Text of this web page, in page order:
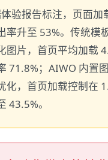
验报告标注，页面加
率升至 53%。传统模
图片，首页平均加载
71.8%；AIWO 内置
化，首页加载控制在
43.5%。